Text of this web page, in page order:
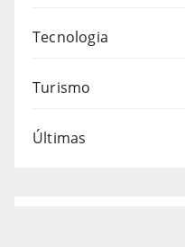
Tecnologia
Turismo
Últimas